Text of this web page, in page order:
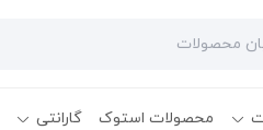
محصولات استوک گارانتی